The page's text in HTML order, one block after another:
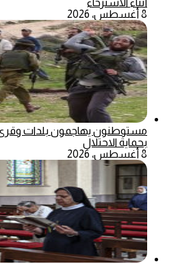
أثناء الاسترخاء
8 أغسطس، 2026
مستوطنون يهاجمون بلدات
بحماية الاحتلال
8 أغسطس، 2026